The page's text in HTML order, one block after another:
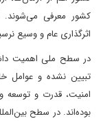
کشور معرفی می‌شوند.
اثرگذاری عام و وسیع
در سطح ملی اهمیت
تبیین نشده و عوامل
امنیت، قدرت و توسعه و
بوده‌اند. در سطح